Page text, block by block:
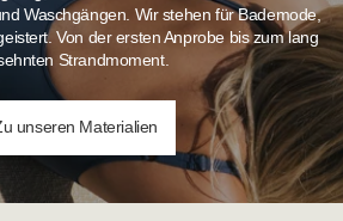
Waschgängen. Wir stehen für Bademode,
Von der ersten Anprobe bis zum lang
Strandmoment.
unseren Materialien